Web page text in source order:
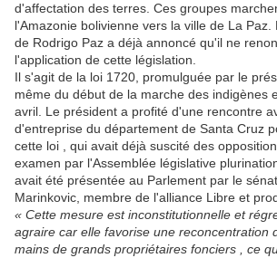
d'affectation des terres. Ces groupes
l'Amazonie bolivienne vers la ville de La
de Rodrigo Paz a déjà annoncé qu'il ne
l'application de cette législation.
Il s'agit de la loi 1720, promulguée par le
même du début de la marche des indigènes
avril. Le président a profité d'une rencontre
d'entreprise du département de Santa Cruz
cette loi , qui avait déjà suscité des
examen par l'Assemblée législative
avait été présentée au Parlement par le
Marinkovic, membre de l'alliance Libre et
« Cette mesure est inconstitutionnelle et
agraire car elle favorise une reconcentration
mains de grands propriétaires fonciers , ce